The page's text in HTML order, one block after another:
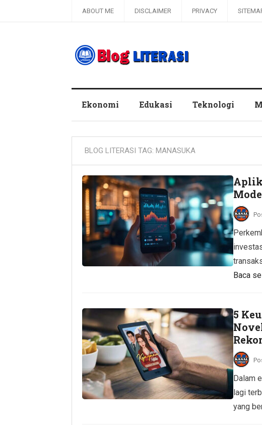
ABOUT ME DISCLAIMER PRIVACY
Ekonomi Edukasi Teknologi
BLOG LITERASI TAG: MANASUKA
Baca
5
Dalam
lagi
yang